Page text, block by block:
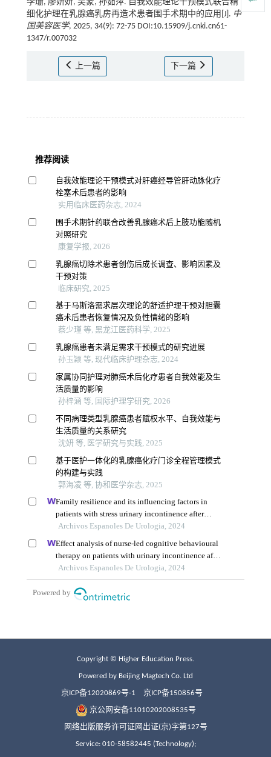
李珊, 廖妍妍, 吴蒙, 孙茹萍. 自我效能理论干预模式联合精
细化护理在乳腺癌乳房再造术患者围手术期中的应用[J]. 中
国美容医学, 2025, 34(9): 72-75 DOI:10.15909/j.cnki.cn61-
1347/r.007032
上一篇 下一篇
Copyright © Higher Education Press.
Powered by Beijing Magtech Co. Ltd
京ICP备12020869号-1 京ICP备150856号
京公网安备11010202008535号
网络出版服务许可证网出证(京)字第127号
Service: 010-58582445 (Technology);